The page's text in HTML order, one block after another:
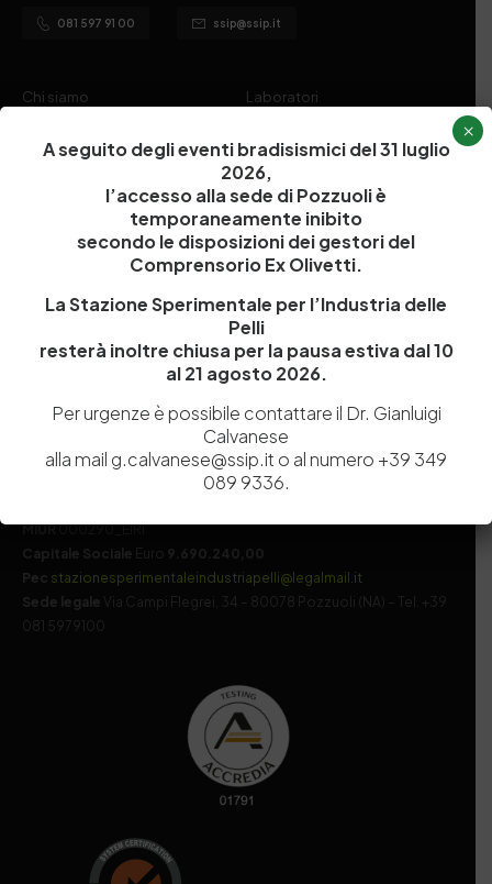
081 597 91 00 ssip@ssip.it
Chi siamo
Divulgazione scientifica e
documentazione
Contribuenti
Laboratori
Biblioteca
Politecnico del Cuoio
Media
Tutela Whistleblowing
Amministrazione Trasparente
Codice fiscale e Partita Iva07936981211
MIUR000290_EIRI
Capitale Sociale Euro
9.690.240,00
Pec stazionesperimentaleindustriapelli@legalmail.it
Sede legale
Via Campi Flegrei, 34 – 80078 Pozzuoli (NA) – Tel. +39
081 5979100
A seguito degli eventi bradisismici del 31 luglio
2026,
l’accesso alla sede di Pozzuoli è
temporaneamente inibito
secondo le disposizioni dei gestori del
Comprensorio Ex Olivetti.
La Stazione Sperimentale per l’Industria delle
Pelli
resterà inoltre chiusa per la pausa estiva dal 10
al 21 agosto 2026.
Per urgenze è possibile contattare il Dr. Gianluigi
Calvanese
alla mail g.calvanese@ssip.it o al numero +39 349
089 9336.
×